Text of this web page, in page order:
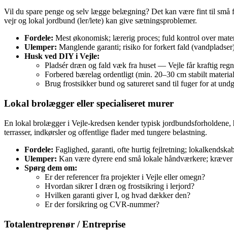
Vil du spare penge og selv lægge belægning? Det kan være fint til
vejr og lokal jordbund (ler/lete) kan give sætningsproblemer.
Fordele: Mest økonomisk; lærerig proces; fuld kontrol over
Ulemper: Manglende garanti; risiko for forkert fald
Husk ved DIY i Vejle:
Pladsér dræn og fald væk fra huset — Vejle får kraftig
Forbered bærelag ordentligt (min. 20–30 cm stabilt
Brug frostsikker bund og satureret sand til fuger for at
Lokal brolægger eller specialiseret murer
En lokal brolægger i Vejle-kredsen kender typisk
terrasser, indkørsler og offentlige flader med tungere belastning.
Fordele: Faglighed, garanti, ofte hurtig fejlretning;
Ulemper: Kan være dyrere end små lokale håndværkere;
Spørg dem om:
Er der referencer fra projekter i Vejle eller omegn?
Hvordan sikrer I dræn og frostsikring i lerjord?
Hvilken garanti giver I, og hvad dækker den?
Er der forsikring og CVR‑nummer?
Totalentreprenør / Entreprise